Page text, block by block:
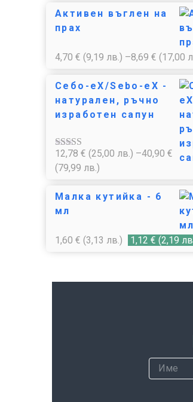
Активен въглен на
прах
4,70 € (9,19 лв.) –8,69 € (17,00
Себо-еХ/Sebo-eX -
натурален, ръчно
изработен сапун
Оценено с
4.85от 5
12,78 € (25,00 лв.) –40,90 €
(79,99 лв.)
Малка кутийка - 6
мл
1,60 € (3,13 лв.) 1,12 € (2,19